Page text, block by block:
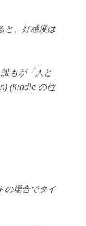
と、好感度は
もが「人と
(Kindle の位
の場合でタイ